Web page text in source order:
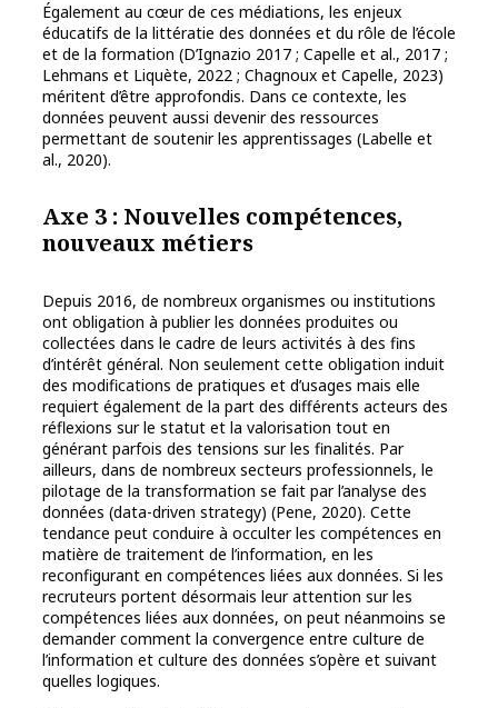
Également au cœur de ces médiations, les enjeux
éducatifs de la littératie des données et du rôle de l’école
et de la formation (D’Ignazio 2017 ; Capelle et al., 2017 ;
Lehmans et Liquète, 2022 ; Chagnoux et Capelle, 2023)
méritent d’être approfondis. Dans ce contexte, les
données peuvent aussi devenir des ressources
permettant de soutenir les apprentissages (Labelle et
al., 2020).
Axe 3 : Nouvelles compétences,
nouveaux métiers
Depuis 2016, de nombreux organismes ou institutions
ont obligation à publier les données produites ou
collectées dans le cadre de leurs activités à des fins
d’intérêt général. Non seulement cette obligation induit
des modifications de pratiques et d’usages mais elle
requiert également de la part des différents acteurs des
réflexions sur le statut et la valorisation tout en
générant parfois des tensions sur les finalités. Par
ailleurs, dans de nombreux secteurs professionnels, le
pilotage de la transformation se fait par l’analyse des
données (data-driven strategy) (Pene, 2020). Cette
tendance peut conduire à occulter les compétences en
matière de traitement de l’information, en les
reconfigurant en compétences liées aux données. Si les
recruteurs portent désormais leur attention sur les
compétences liées aux données, on peut néanmoins se
demander comment la convergence entre culture de
l’information et culture des données s’opère et suivant
quelles logiques.